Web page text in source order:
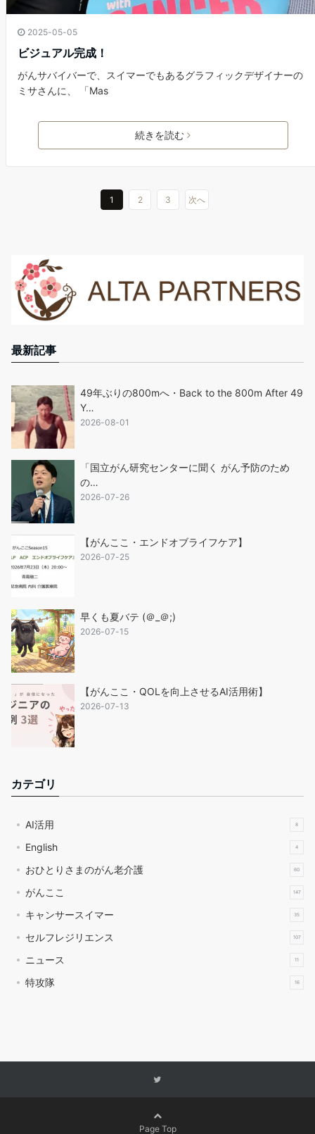
2025-05-05
ビジュアル完成！
がんサバイバーで、スイマーでもあるグラフィックデザイナーの
ミサさんに、 「Mas
続きを読む
1 2 3 次へ
最新記事
49年ぶりの800mへ・Back to the 800m After 49
Y…
2026-08-01
「国立がん研究センターに聞く がん予防のため
の…
2026-07-26
【がんここ・エンドオブライフケア】
2026-07-25
早くも夏バテ (＠_＠;)
2026-07-15
【がんここ・QOLを向上させるAI活用術】
2026-07-13
カテゴリ
AI活用 8
English 4
おひとりさまのがん老介護 60
がんここ 147
キャンサースイマー 35
セルフレジリエンス 107
ニュース 11
特攻隊 16
Page Top